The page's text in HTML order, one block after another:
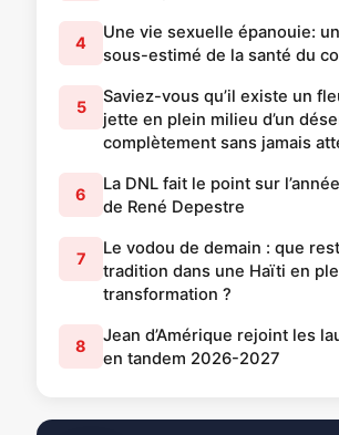
4
Une vie sexuelle épanouie:
sous-estimé de la santé du
5
Saviez-vous qu’il existe un
jette en plein milieu d’un
complètement sans jamais
6
La DNL fait le point sur
de René Depestre
7
Le vodou de demain : que
tradition dans une Haïti en
transformation ?
8
Jean d’Amérique rejoint les
en tandem 2026-2027